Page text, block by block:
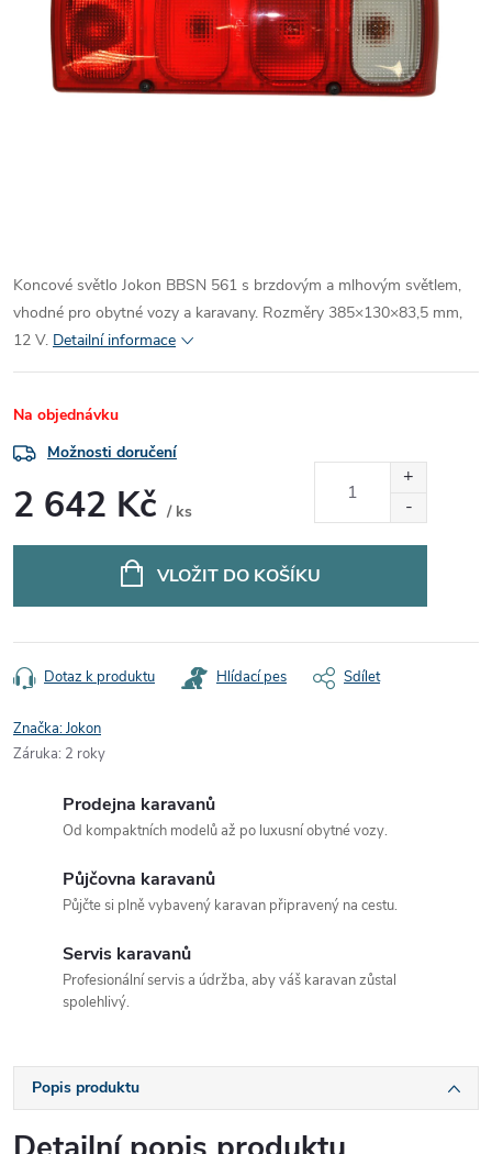
Koncové světlo Jokon BBSN 561 s brzdovým a mlhovým světlem,
vhodné pro obytné vozy a karavany. Rozměry 385×130×83,5 mm,
12 V. Detailní informace
Na objednávku
Možnosti doručení
2 642 Kč / ks
VLOŽIT DO KOŠÍKU
Dotaz k produktu Hlídací pes Sdílet
Značka:Jokon
Záruka: 2 roky
Prodejna karavanů
Od kompaktních modelů až po luxusní obytné vozy.
Půjčovna karavanů
Půjčte si plně vybavený karavan připravený na cestu.
Servis karavanů
Profesionální servis a údržba, aby váš karavan zůstal
spolehlivý.
Popis produktu